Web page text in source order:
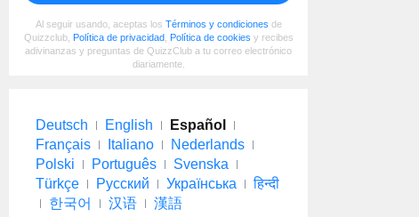
Al seguir usando, aceptas los Términos y condiciones de
Quizzclub, Política de privacidad, Política de cookies y recibes
adivinanzas y preguntas de QuizzClub a tu correo electrónico
diariamente.
Deutsch English
Español
Français
Italiano
Nederlands
Polski
Português
Svenska
Türkçe
Русский Українська
हिन्दी
한국어
汉语 漢語